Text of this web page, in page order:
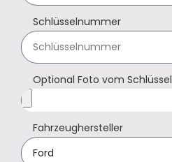
Schlüsselnummer
Optional Foto vom Schlüssel
Fahrzeughersteller